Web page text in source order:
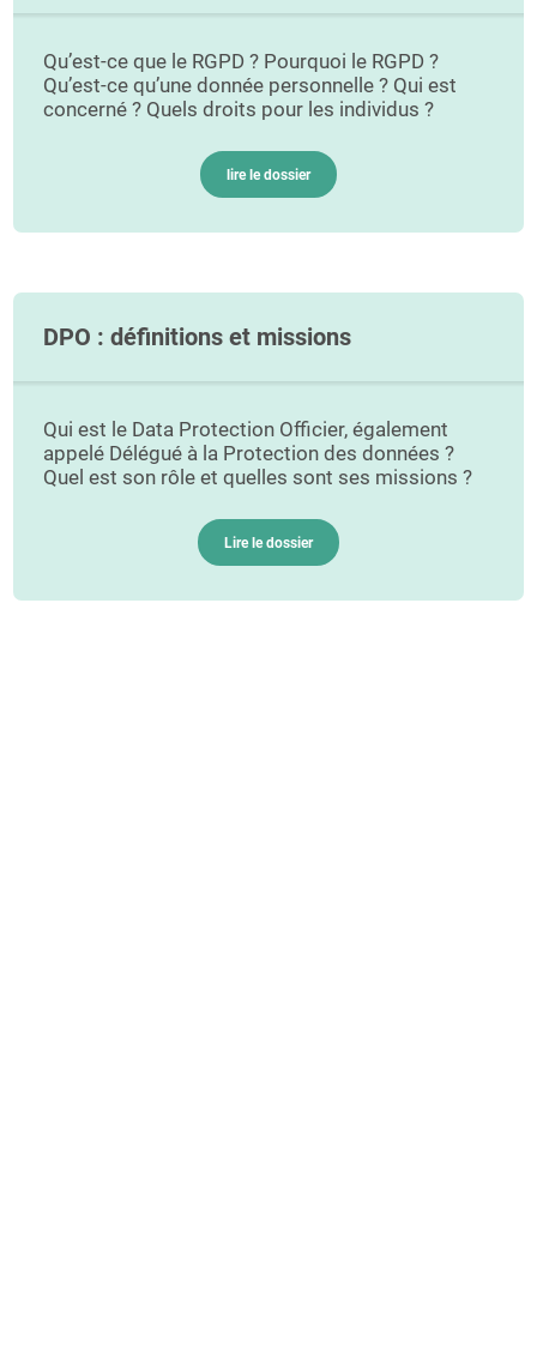
Qu’est-ce que le RGPD ? Pourquoi le RGPD ?
Qu’est-ce qu’une donnée personnelle ? Qui est
concerné ? Quels droits pour les individus ?
lire le dossier
DPO : définitions et missions
Qui est le Data Protection Officier, également
appelé Délégué à la Protection des données ?
Quel est son rôle et quelles sont ses missions ?
Lire le dossier